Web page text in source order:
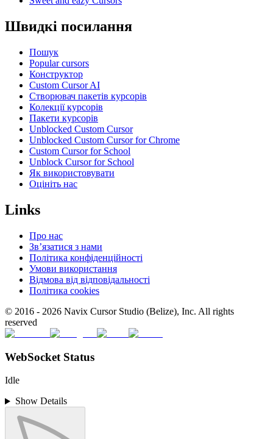
Швидкі посилання
Пошук
Popular cursors
Конструктор
Custom Cursor AI
Створювач пакетів курсорів
Колекції курсорів
Пакети курсорів
Unblocked Custom Cursor
Unblocked Custom Cursor for Chrome
Custom Cursor for School
Unblock Cursor for School
Як використовувати
Оцініть нас
Links
Про нас
Зв’язатися з нами
Політика конфіденційності
Умови використання
Відмова від відповідальності
Політика cookies
© 2016 - 2026 Navix Cursor Studio (Belize), Inc. All rights
reserved
WebSocket Status
Idle
Show Details